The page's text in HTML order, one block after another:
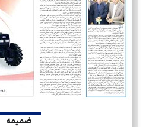
ضمیمه